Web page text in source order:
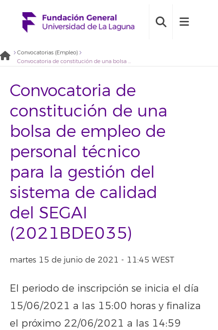
Convocatorias (Empleo)
Convocatoria de constitución de una bolsa de empleo de personal técnico para la gestión del sistema de calidad del SEGAI (2021BDE035)
Convocatoria de
constitución de una
bolsa de empleo de
personal técnico
para la gestión del
sistema de calidad
del SEGAI
(2021BDE035)
martes 15 de junio de 2021 - 11:45 WEST
El periodo de inscripción se inicia el día
15/06/2021 a las 15:00 horas y finaliza
el próximo 22/06/2021 a las 14:59